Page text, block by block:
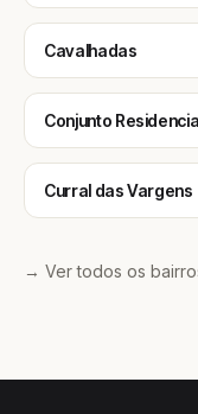
Cavalhadas
Curral das Vargens
→ Ver todos os